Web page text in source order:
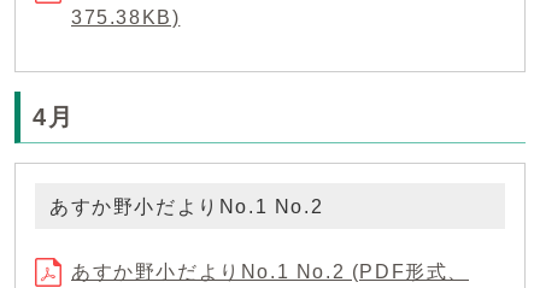
375.38KB)
4月
あすか野小だよりNo.1 No.2
あすか野小だよりNo.1 No.2 (PDF形式、